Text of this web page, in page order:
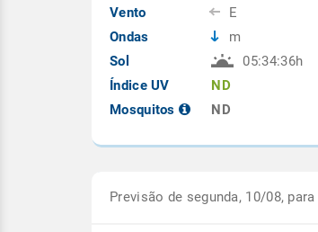
Vento
Ondas
Sol
Índice UV
Mosquitos
E
m
05:34:36h
ND
ND
Previsão de segunda, 10/08, para